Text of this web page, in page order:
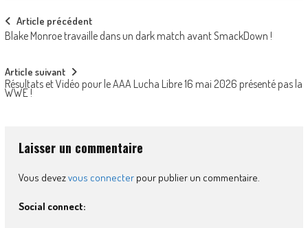
Post
navigation
Article précédent
Blake Monroe travaille dans un dark match avant SmackDown !
Article suivant
Résultats et Vidéo pour le AAA Lucha Libre 16 mai 2026 présenté pas la
WWE !
Laisser un commentaire
Vous devezvous connecterpour publier un commentaire.
Social connect: